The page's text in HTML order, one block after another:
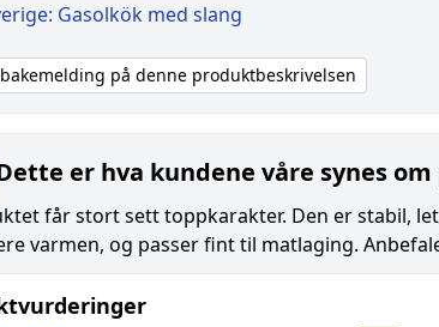
Gasolkök med slang
på denne produktbeskrivelsen
er hva kundene våre synes
får stort sett toppkarakter. Den er stabil,
varmen, og passer fint til matlaging.